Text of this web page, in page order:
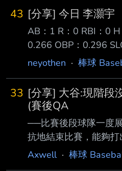
表洛杉磯皇后迎戰波士
史上首支滿貫全壘 打
打點，幫助皇后終場
連勝。 莎菈此役1局
她掌握來球強勢揮擊，
清 空壘包，幫助皇后
是聯盟成立以來的首支
聯盟歷史紀錄保持人。
43 [分享] 今日 李灝宇
AB：1 R：0 RBI：0
0.266 OBP：0.296
底特律老虎作客西雅圖
Zach McKinstry 面對
兩好兩壞時 被一顆偏
局下由另一位替補
右外野 終場老虎 2:4
賽戰成一勝一負 李灝
安打場次的表現有所降
neyothen · 棒球
33 [分享] 大谷:現階段
(賽後QA
──比賽後段球隊一度
抗地結束比賽，能夠
重要。接下來還有新的
Axwell· 棒球